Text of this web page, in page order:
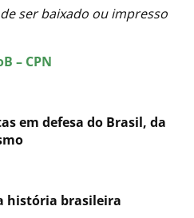
ser baixado ou impresso
– CPN
em defesa do Brasil, da
história brasileira